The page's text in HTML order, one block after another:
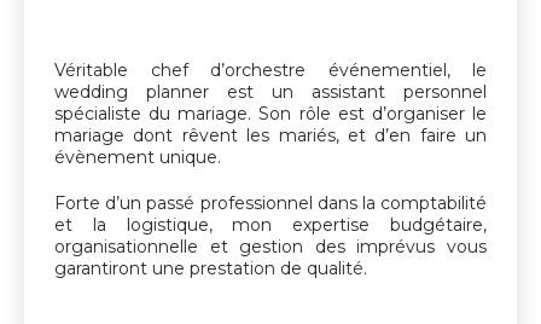
Véritable chef d’orchestre événementiel, le
wedding planner est un assistant personnel
spécialiste du mariage. Son rôle est d’organiser le
mariage dont rêvent les mariés, et d’en faire un
évènement unique.
Forte d’un passé professionnel dans la comptabilité
et la logistique, mon expertise budgétaire,
organisationnelle et gestion des imprévus vous
garantiront une prestation de qualité.